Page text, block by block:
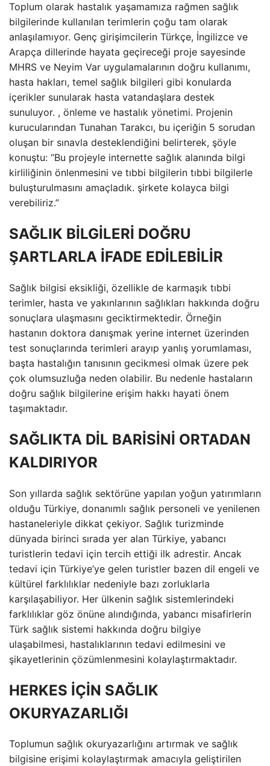
Toplum olarak hastalık yaşamamıza rağmen sağlık
bilgilerinde kullanılan terimlerin çoğu tam olarak
anlaşılamıyor. Genç girişimcilerin Türkçe, İngilizce ve
Arapça dillerinde hayata geçireceği proje sayesinde
MHRS ve Neyim Var uygulamalarının doğru kullanımı,
hasta hakları, temel sağlık bilgileri gibi konularda
içerikler sunularak hasta vatandaşlara destek
sunuluyor. , önleme ve hastalık yönetimi. Projenin
kurucularından Tunahan Tarakcı, bu içeriğin 5 sorudan
oluşan bir sınavla desteklendiğini belirterek, şöyle
konuştu: “Bu projeyle internette sağlık alanında bilgi
kirliliğinin önlenmesini ve tıbbi bilgilerin tıbbi bilgilerle
buluşturulmasını amaçladık. şirkete kolayca bilgi
verebiliriz.”
SAĞLIK BİLGİLERİ DOĞRU
ŞARTLARLA İFADE EDİLEBİLİR
Sağlık bilgisi eksikliği, özellikle de karmaşık tıbbi
terimler, hasta ve yakınlarının sağlıkları hakkında doğru
sonuçlara ulaşmasını geciktirmektedir. Örneğin
hastanın doktora danışmak yerine internet üzerinden
test sonuçlarında terimleri arayıp yanlış yorumlaması,
başta hastalığın tanısının gecikmesi olmak üzere pek
çok olumsuzluğa neden olabilir. Bu nedenle hastaların
doğru sağlık bilgilerine erişim hakkı hayati önem
taşımaktadır.
SAĞLIKTA DİL BARİSİNİ ORTADAN
KALDIRIYOR
Son yıllarda sağlık sektörüne yapılan yoğun yatırımların
olduğu Türkiye, donanımlı sağlık personeli ve yenilenen
hastaneleriyle dikkat çekiyor. Sağlık turizminde
dünyada birinci sırada yer alan Türkiye, yabancı
turistlerin tedavi için tercih ettiği ilk adrestir. Ancak
tedavi için Türkiye’ye gelen turistler bazen dil engeli ve
kültürel farklılıklar nedeniyle bazı zorluklarla
karşılaşabiliyor. Her ülkenin sağlık sistemlerindeki
farklılıklar göz önüne alındığında, yabancı misafirlerin
Türk sağlık sistemi hakkında doğru bilgiye
ulaşabilmesi, hastalıklarının tedavi edilmesini ve
şikayetlerinin çözümlenmesini kolaylaştırmaktadır.
HERKES İÇİN SAĞLIK
OKURYAZARLIĞI
Toplumun sağlık okuryazarlığını artırmak ve sağlık
bilgisine erişimi kolaylaştırmak amacıyla geliştirilen